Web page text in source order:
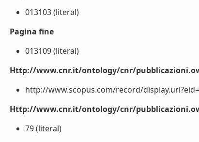
013103 (literal)
Pagina fine
013109 (literal)
Http://www.cnr.it/ontology/cnr/
http://www.scopus.com/record/
Http://www.cnr.it/ontology/cnr/
79 (literal)